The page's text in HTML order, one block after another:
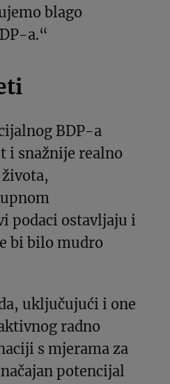
blago
a.“
BDP-a
i snažnije realno
podaci ostavljaju i
bi bilo mudro
uključujući i one
radno
s mjerama za
potencijal